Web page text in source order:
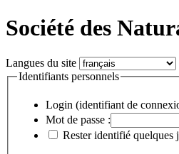
Société des
Langues du site
Identifiants personnels
Login (identifiant de
Mot de passe :
Rester identifié quelques